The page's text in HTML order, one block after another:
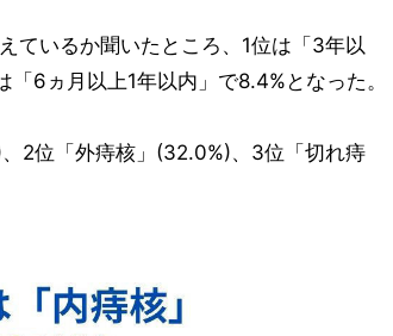
ているか聞いたところ、1位は「3年以
6ヵ月以上1年以内」で8.4%となった。
2位「外痔核」(32.0%)、3位「切れ痔